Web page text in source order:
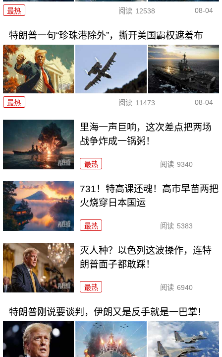
最热 阅读 12538 08-04
特朗普一句“珍珠港除外”，撕开美国霸权遮羞布
最热 阅读 11473 08-04
里海一声巨响，这次差点把两场
战争炸成一锅粥！
最热 阅读 9340
731！特高课还魂！高市早苗两把
火烧穿日本国运
最热 阅读 5383
灭人种？以色列这波操作，连特
朗普面子都敢踩！
最热 阅读 6940
特朗普刚说要谈判，伊朗又是反手就是一巴掌！